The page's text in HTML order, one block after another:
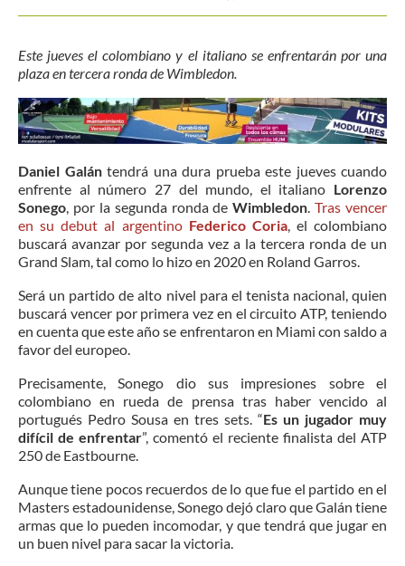
Este jueves el colombiano y el italiano se enfrentarán por una
plaza en tercera ronda de Wimbledon.
Daniel Galántendrá una dura prueba este jueves cuando
enfrente al número 27 del mundo, el italiano Lorenzo
Sonego , por la segunda ronda de Wimbledon .Tras vencer
en su debut al argentino Federico Coria, el colombiano
buscará avanzar por segunda vez a la tercera ronda de un
Grand Slam, tal como lo hizo en 2020 en Roland Garros.
Será un partido de alto nivel para el tenista nacional, quien
buscará vencer por primera vez en el circuito ATP, teniendo
en cuenta que este año se enfrentaron en Miami con saldo a
favor del europeo.
Precisamente, Sonego dio sus impresiones sobre el
colombiano en rueda de prensa tras haber vencido al
portugués Pedro Sousa en tres sets. “Es un jugador muy
difícil de enfrentar”, comentó el reciente finalista del ATP
250 de Eastbourne.
Aunque tiene pocos recuerdos de lo que fue el partido en el
Masters estadounidense, Sonego dejó claro que Galán tiene
armas que lo pueden incomodar, y que tendrá que jugar en
un buen nivel para sacar la victoria.